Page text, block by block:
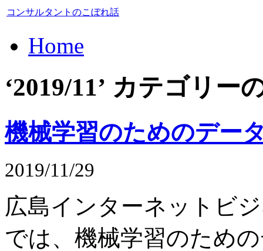
コンサルタントのこぼれ話
Home
‘2019/11’ カテゴリー
機械学習のためのデー
2019/11/29
広島インターネットビ
では、機械学習のため